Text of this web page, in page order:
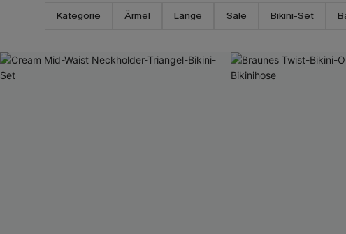
Kategorie Ärmel Länge Sale Bikini-Set